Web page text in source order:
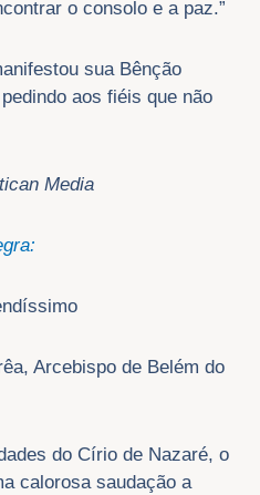
o consolo e a paz.”
sua Bênção
aos fiéis que não
Media
Arcebispo de Belém do
do Círio de Nazaré, o
calorosa saudação a